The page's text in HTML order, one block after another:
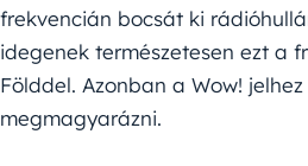
frekvencián bocsát ki
idegenek természetesen ezt a
Földdel. Azonban a Wow!
megmagyarázni.